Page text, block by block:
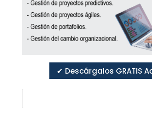
✔ Descárgalos GRATIS